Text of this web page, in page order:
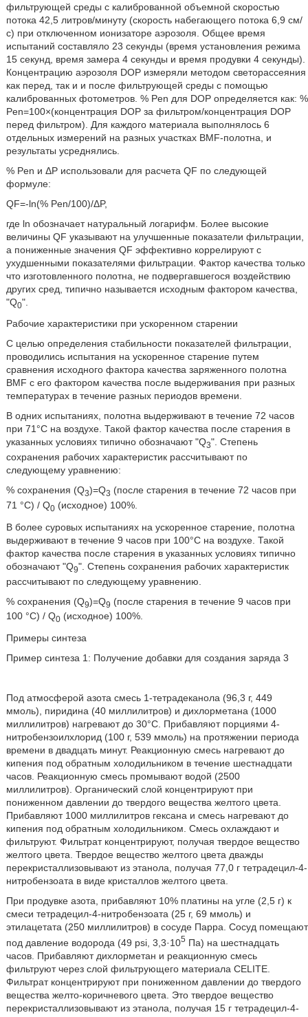
фильтрующей среды с калиброванной объемной скоростью
потока 42,5 литров/минуту (скорость набегающего потока 6,9 см/
с) при отключенном ионизаторе аэрозоля. Общее время
испытаний составляло 23 секунды (время установления режима
15 секунд, время замера 4 секунды и время продувки 4 секунды).
Концентрацию аэрозоля DOP измеряли методом светорассеяния
как перед, так и и после фильтрующей среды с помощью
калиброванных фотометров. % Pen для DOP определяется как: %
Pen=100×(концентрация DOP за фильтром/концентрация DOP
перед фильтром). Для каждого материала выполнялось 6
отдельных измерений на разных участках BMF-полотна, и
результаты усреднялись.
% Pen и ΔР использовали для расчета QF по следующей
формуле:
QF=-ln(% Pen/100)/ΔP,
где ln обозначает натуральный логарифм. Более высокие
величины QF указывают на улучшенные показатели фильтрации,
а пониженные значения QF эффективно коррелируют с
ухудшенными показателями фильтрации. Фактор качества только
что изготовленного полотна, не подвергавшегося воздействию
других сред, типично называется исходным фактором качества,
"Q0".
Рабочие характеристики при ускоренном старении
С целью определения стабильности показателей фильтрации,
проводились испытания на ускоренное старение путем
сравнения исходного фактора качества заряженного полотна
BMF с его фактором качества после выдерживания при разных
температурах в течение разных периодов времени.
В одних испытаниях, полотна выдерживают в течение 72 часов
при 71°C на воздухе. Такой фактор качества после старения в
указанных условиях типично обозначают "Q3". Степень
сохранения рабочих характеристик рассчитывают по
следующему уравнению:
% сохранения (Q3)=Q3 (после старения в течение 72 часов при
71 °C) / Q0(исходное) 100%.
В более суровых испытаниях на ускоренное старение, полотна
выдерживают в течение 9 часов при 100°C на воздухе. Такой
фактор качества после старения в указанных условиях типично
обозначают "Q9". Степень сохранения рабочих характеристик
рассчитывают по следующему уравнению.
% сохранения (Q9)=Q9 (после старения в течение 9 часов при
100 °C) / Q0(исходное) 100%.
Примеры синтеза
Пример синтеза 1: Получение добавки для создания заряда 3
Под атмосферой азота смесь 1-тетрадеканола (96,3 г, 449
ммоль), пиридина (40 миллилитров) и дихлорметана (1000
миллилитров) нагревают до 30°C. Прибавляют порциями 4-
нитробензоилхлорид (100 г, 539 ммоль) на протяжении периода
времени в двадцать минут. Реакционную смесь нагревают до
кипения под обратным холодильником в течение шестнадцати
часов. Реакционную смесь промывают водой (2500
миллилитров). Органический слой концентрируют при
пониженном давлении до твердого вещества желтого цвета.
Прибавляют 1000 миллилитров гексана и смесь нагревают до
кипения под обратным холодильником. Смесь охлаждают и
фильтруют. Фильтрат концентрируют, получая твердое вещество
желтого цвета. Твердое вещество желтого цвета дважды
перекристаллизовывают из этанола, получая 77,0 г тетрадецил-4-
нитробензоата в виде кристаллов желтого цвета.
При продувке азота, прибавляют 10% платины на угле (2,5 г) к
смеси тетрадецил-4-нитробензоата (25 г, 69 ммоль) и
этилацетата (250 миллилитров) в сосуде Парра. Сосуд помещают
под давление водорода (49 psi, 3,3·105 Па) на шестнадцать
часов. Прибавляют дихлорметан и реакционную смесь
фильтруют через слой фильтрующего материала CELITE.
Фильтрат концентрируют при пониженном давлении до твердого
вещества желто-коричневого цвета. Это твердое вещество
перекристаллизовывают из этанола, получая 15 г тетрадецил-4-